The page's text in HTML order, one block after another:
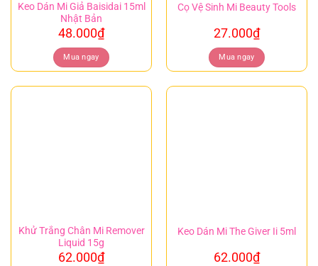
Keo Dán Mi Giả Baisidai 15ml
Nhật Bản
48.000₫
Mua ngay
Cọ Vệ Sinh Mi Beauty Tools
27.000₫
Mua ngay
Khử Trắng Chân Mi Remover
Liquid 15g
62.000₫
Keo Dán Mi The Giver Ii 5ml
62.000₫